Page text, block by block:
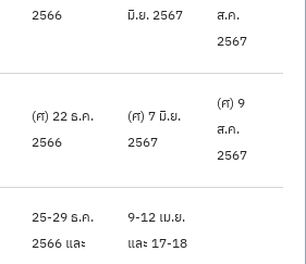
2566
มิ.ย. 2567
ส.ค.
2567
(ศ) 22 ธ.ค.
2566
(ศ) 7 มิ.ย.
2567
(ศ) 9
ส.ค.
2567
25-29 ธ.ค.
2566 และ
9-12 เม.ย.
และ 17-18